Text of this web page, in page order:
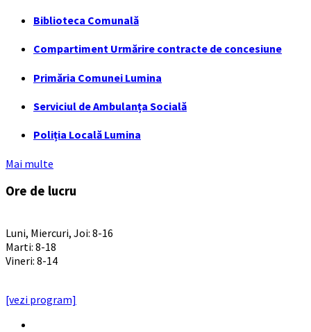
Biblioteca Comunală
Compartiment Urmărire contracte de concesiune
Primăria Comunei Lumina
Serviciul de Ambulanța Socială
Poliția Locală Lumina
Mai multe
Ore de lucru
Luni, Miercuri, Joi: 8-16
Marti: 8-18
Vineri: 8-14
[vezi program]